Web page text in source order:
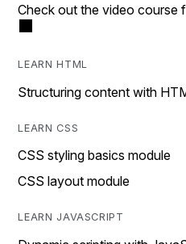
Check out the video course
LEARN HTML
Structuring content with
LEARN CSS
CSS styling basics module
CSS layout module
LEARN JAVASCRIPT